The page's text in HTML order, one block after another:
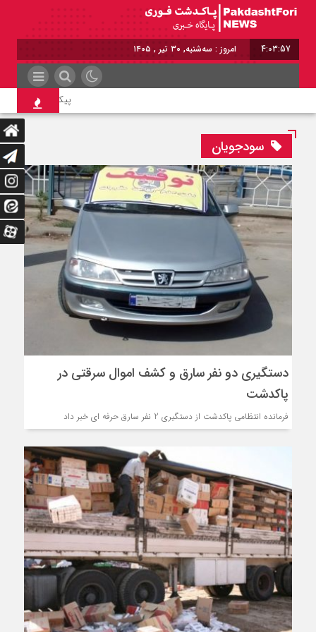
4:03:58 امروز : سه‌شنبه, ۳۰ تیر , ۱۴۰۵
پیکر ۲ بسیجی که زنده‌زنده سوزانده شدند امروز تشییع می‌شوند
سودجویان
دستگیری دو نفر سارق و کشف اموال سرقتی در
پاکدشت
فرمانده انتظامي پاکدشت از دستگيري 2 نفر سارق حرفه ای خبر داد